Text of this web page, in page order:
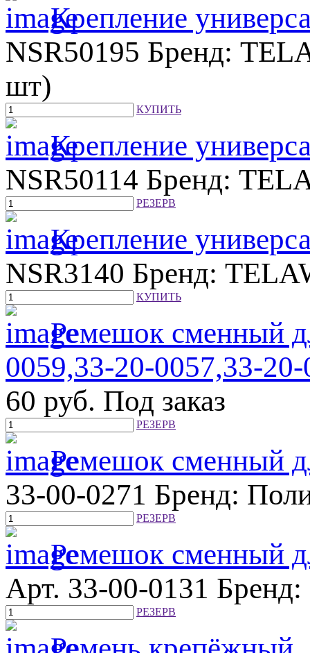
Крепление
NSR50195 Бренд:
шт)
КУПИТЬ
Крепление
NSR50114 Бренд:
РЕЗЕРВ
Крепление
NSR3140 Бренд:
КУПИТЬ
Ремешок сменный
0059,33-20-0057,33-20-
60 руб. Под заказ
РЕЗЕРВ
Ремешок сменный
33-00-0271 Бренд:
РЕЗЕРВ
Ремешок сменный
Арт. 33-00-0131 Бренд:
РЕЗЕРВ